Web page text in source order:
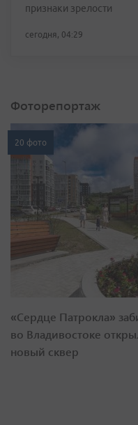
признаки зрелости
сегодня, 04:29
Фоторепортаж
20 фото
«Сердце Патрокла»
во Владивостоке
новый сквер